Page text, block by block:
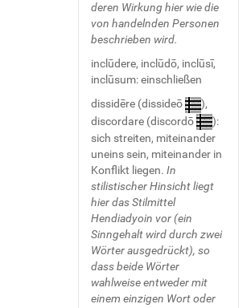
deren Wirkung hier wie die
von handelnden Personen
beschrieben wird.
inclūdere, inclūdō, inclūsī,
inclūsum: einschließen
dissidēre (dissideō
),
discordare (discordō
):
sich streiten, miteinander
uneins sein, miteinander in
Konflikt liegen. In
stilistischer Hinsicht liegt
hier das Stilmittel
Hendiadyoin vor (ein
Sinngehalt wird durch zwei
Wörter ausgedrückt), so
dass beide Wörter
wahlweise entweder mit
einem einzigen Wort oder